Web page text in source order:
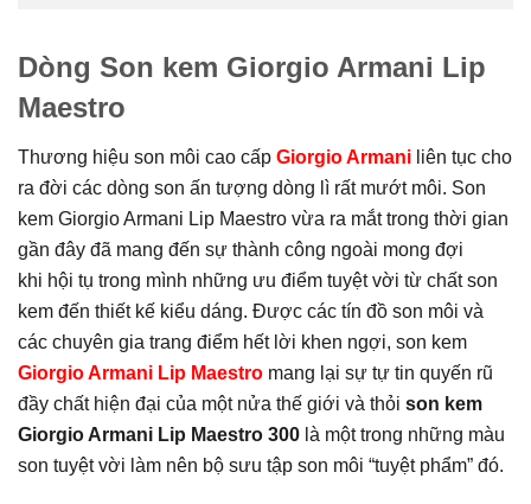
Dòng Son kem Giorgio Armani Lip
Maestro
Thương hiệu son môi cao cấp Giorgio Armani liên tục cho
ra đời các dòng son ấn tượng dòng lì rất mướt môi. Son
kem Giorgio Armani Lip Maestro vừa ra mắt trong thời gian
gần đây đã mang đến sự thành công ngoài mong đợi
khi hội tụ trong mình những ưu điểm tuyệt vời từ chất son
kem đến thiết kế kiểu dáng. Được các tín đồ son môi và
các chuyên gia trang điểm hết lời khen ngợi, son kem
Giorgio Armani Lip Maestro mang lại sự tự tin quyến rũ
đầy chất hiện đại của một nửa thế giới và thỏi son kem
Giorgio Armani Lip Maestro 300 là một trong những màu
son tuyệt vời làm nên bộ sưu tập son môi “tuyệt phẩm” đó.